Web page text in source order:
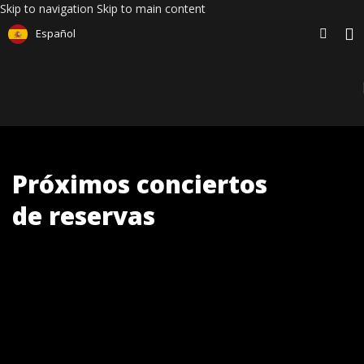
Skip to navigation Skip to main content
Español
Próximos conciertos
de reservas